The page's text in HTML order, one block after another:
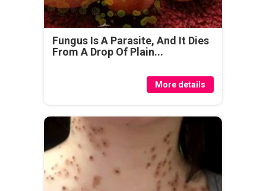
Fungus Is A Parasite, And It Dies
From A Drop Of Plain...
More details